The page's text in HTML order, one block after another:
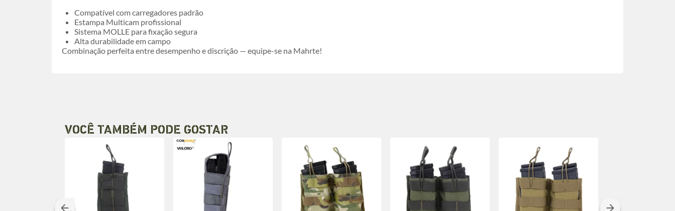
Compatível com carregadores padrão
Estampa Multicam profissional
Sistema MOLLE para fixação segura
Alta durabilidade em campo
Combinação perfeita entre desempenho e discrição — equipe-se na Mahrte!
VOCÊ TAMBÉM PODE GOSTAR